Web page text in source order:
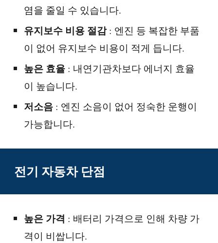
염을 줄일 수 있습니다.
유지보수 비용 절감: 엔진 등 복잡한 부품
이 없어 유지보수 비용이 적게 듭니다.
높은 효율 : 내연기관차보다 에너지 효율
이 높습니다.
저소음 : 엔진 소음이 없어 정숙한 운행이
가능합니다.
전기 자동차 단점
높은 가격 : 배터리 가격으로 인해 차량 가
격이 비쌉니다.